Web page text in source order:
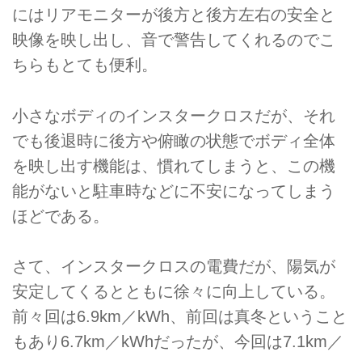
にはリアモニターが後方と後方左右の安全と
映像を映し出し、音で警告してくれるのでこ
ちらもとても便利。
小さなボディのインスタークロスだが、それ
でも後退時に後方や俯瞰の状態でボディ全体
を映し出す機能は、慣れてしまうと、この機
能がないと駐車時などに不安になってしまう
ほどである。
さて、インスタークロスの電費だが、陽気が
安定してくるとともに徐々に向上している。
前々回は6.9km／kWh、前回は真冬ということ
もあり6.7km／kWhだったが、今回は7.1km／